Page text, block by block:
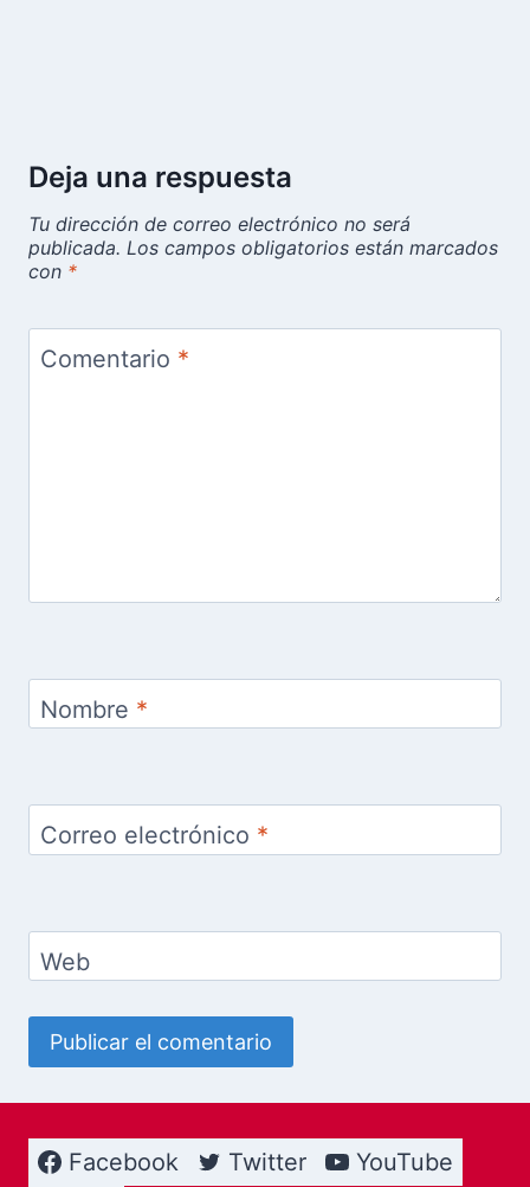
Deja una respuesta
Tu dirección de correo electrónico no será
publicada. Los campos obligatorios están marcados
con *
Comentario *
Nombre *
Correo electrónico *
Web
Facebook Twitter YouTube